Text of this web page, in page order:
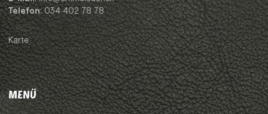
Telefon: 034 402 78 78
Karte
MENÜ